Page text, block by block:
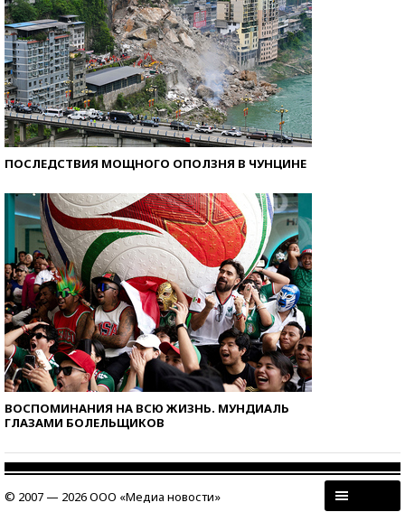
ПОСЛЕДСТВИЯ МОЩНОГО ОПОЛЗНЯ В ЧУНЦИНЕ
ВОСПОМИНАНИЯ НА ВСЮ ЖИЗНЬ. МУНДИАЛЬ
ГЛАЗАМИ БОЛЕЛЬЩИКОВ
© 2007 — 2026 ООО «Медиа новости»